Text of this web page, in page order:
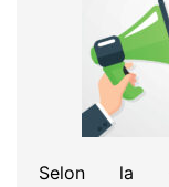
Selon la